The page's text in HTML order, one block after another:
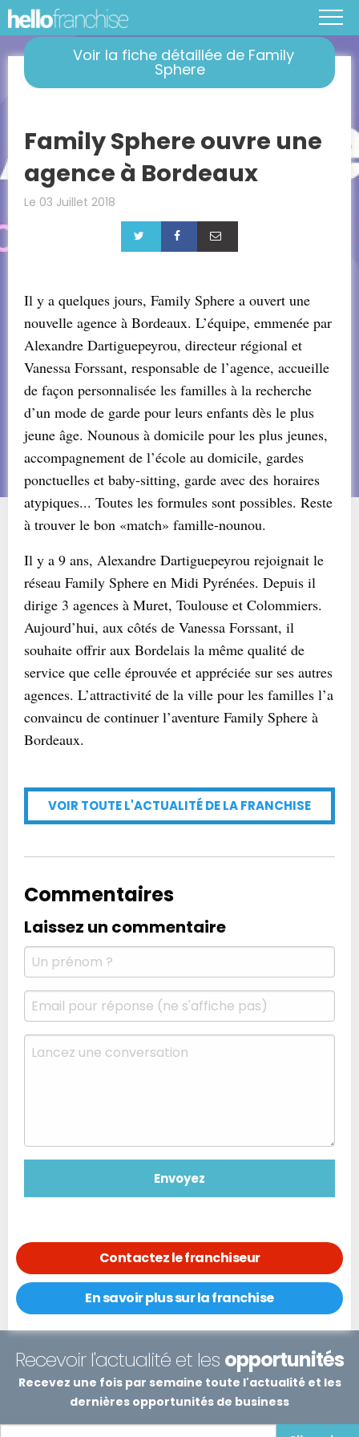
Voir la fiche détaillée de Family
Sphere
Family Sphere ouvre une
agence à Bordeaux
Le 03 Juillet 2018
Il y a quelques jours, Family Sphere a ouvert une
nouvelle agence à Bordeaux. L’équipe, emmenée par
Alexandre Dartiguepeyrou, directeur régional et
Vanessa Forssant, responsable de l’agence, accueille
de façon personnalisée les familles à la recherche
d’un mode de garde pour leurs enfants dès le plus
jeune âge. Nounous à domicile pour les plus jeunes,
accompagnement de l’école au domicile, gardes
ponctuelles et baby-sitting, garde avec des horaires
atypiques... Toutes les formules sont possibles. Reste
à trouver le bon «match» famille-nounou.
Il y a 9 ans, Alexandre Dartiguepeyrou rejoignait le
réseau Family Sphere en Midi Pyrénées. Depuis il
dirige 3 agences à Muret, Toulouse et Colommiers.
Aujourd’hui, aux côtés de Vanessa Forssant, il
souhaite offrir aux Bordelais la même qualité de
service que celle éprouvée et appréciée sur ses autres
agences. L’attractivité de la ville pour les familles l’a
convaincu de continuer l’aventure Family Sphere à
Bordeaux.
VOIR TOUTE L'ACTUALITÉ DE LA FRANCHISE
Commentaires
Laissez un commentaire
Contactez le franchiseur
En savoir plus sur la franchise
Recevoir l'actualité et les opportunités
Recevez une fois par semaine toute l'actualité et les
dernières opportunités de business